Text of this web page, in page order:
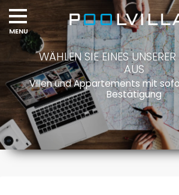
WÄHLEN SIE EINES UNSERER
AUS
Villen und Appartements mit
Bestätigung